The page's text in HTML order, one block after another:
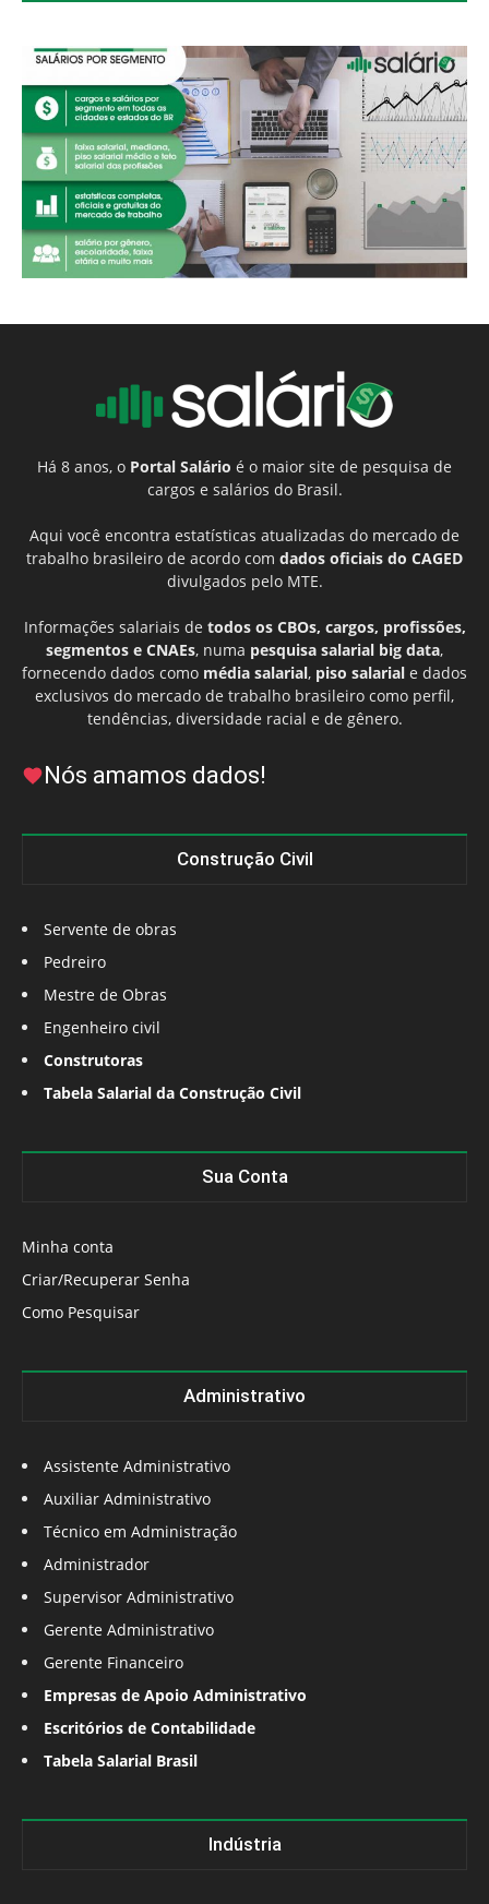
Há 8 anos, o Portal Salário é o maior site de pesquisa de
cargos e salários do Brasil.
Aqui você encontra estatísticas atualizadas do mercado de
trabalho brasileiro de acordo com dados oficiais do CAGED
divulgados pelo MTE.
Informações salariais de todos os CBOs, cargos, profissões,
segmentos e CNAEs, numa pesquisa salarial big data,
fornecendo dados como média salarial, piso salarial e dados
exclusivos do mercado de trabalho brasileiro como perfil,
tendências, diversidade racial e de gênero.
Nós amamos dados!
Construção Civil
Servente de obras
Pedreiro
Mestre de Obras
Engenheiro civil
Construtoras
Tabela Salarial da Construção Civil
Sua Conta
Minha conta
Criar/Recuperar Senha
Como Pesquisar
Administrativo
Assistente Administrativo
Auxiliar Administrativo
Técnico em Administração
Administrador
Supervisor Administrativo
Gerente Administrativo
Gerente Financeiro
Empresas de Apoio Administrativo
Escritórios de Contabilidade
Tabela Salarial Brasil
Indústria